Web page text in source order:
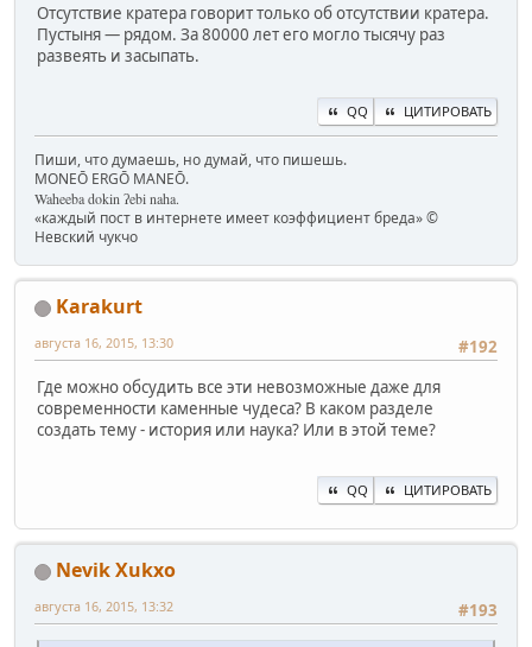
Отсутствие кратера говорит только об отсутствии кратера.
Пустыня — рядом. За 80000 лет его могло тысячу раз
развеять и засыпать.
QQ ЦИТИРОВАТЬ
Пиши, что думаешь, но думай, что пишешь.
MONEŌ ERGŌ MANEŌ.
Waheeba dokin ʔebi naha.
«каждый пост в интернете имеет коэффициент бреда» ©
Невский чукчо
Karakurt
#192
августа 16, 2015, 13:30
Где можно обсудить все эти невозможные даже для
современности каменные чудеса? В каком разделе
создать тему - история или наука? Или в этой теме?
QQ ЦИТИРОВАТЬ
Nevik Xukxo
#193
августа 16, 2015, 13:32